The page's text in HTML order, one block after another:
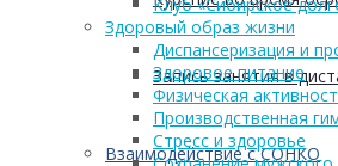
Запись занятия в
Взаимодействие с СОНКО
Здоровый образ жизни
Диспансеризация и
Здоровое питание
Физическая
Производственная
Стресс и здоровье